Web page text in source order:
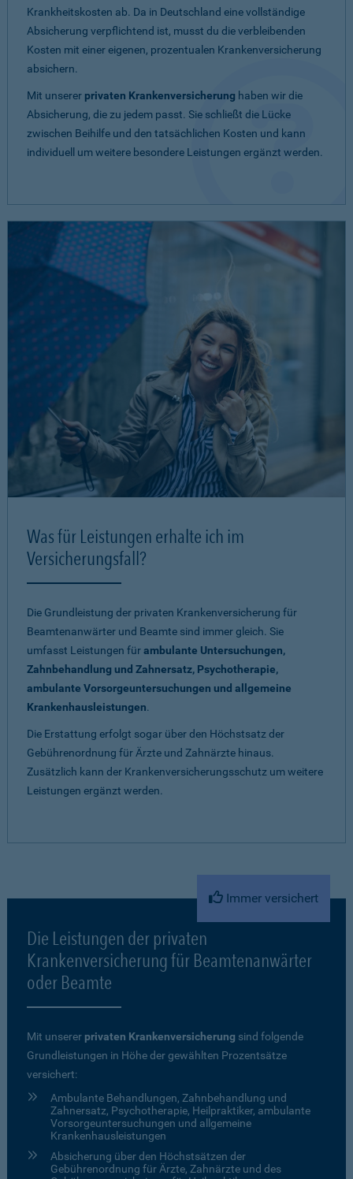
Krankheitskosten ab. Da in Deutschland eine vollständige
Absicherung verpflichtend ist, musst du die verbleibenden
Kosten mit einer eigenen, prozentualen Krankenversicherung
absichern.
Mit unserer privaten Krankenversicherung haben wir die
Absicherung, die zu jedem passt. Sie schließt die Lücke
zwischen Beihilfe und den tatsächlichen Kosten und kann
individuell um weitere besondere Leistungen ergänzt werden.
Was für Leistungen erhalte ich im
Versicherungsfall?
Die Grundleistung der privaten Krankenversicherung für
Beamtenanwärter und Beamte sind immer gleich. Sie
umfasst Leistungen fürambulante Untersuchungen,
Zahnbehandlung und Zahnersatz, Psychotherapie,
ambulante Vorsorgeuntersuchungen und allgemeine
Krankenhausleistungen.
Die Erstattung erfolgt sogar über den Höchstsatz der
Gebührenordnung für Ärzte und Zahnärzte hinaus.
Zusätzlich kann der Krankenversicherungsschutz um weitere
Leistungen ergänzt werden.
Immer versichert
Die Leistungen der privaten
Krankenversicherung für Beamtenanwärter
oder Beamte
Mit unserer privaten Krankenversicherung sind folgende
Grundleistungen in Höhe der gewählten Prozentsätze
versichert:
Ambulante Behandlungen, Zahnbehandlung und
Zahnersatz, Psychotherapie, Heilpraktiker, ambulante
Vorsorgeuntersuchungen und allgemeine
Krankenhausleistungen
Absicherung über den Höchstsätzen der
Gebührenordnung für Ärzte, Zahnärzte und des